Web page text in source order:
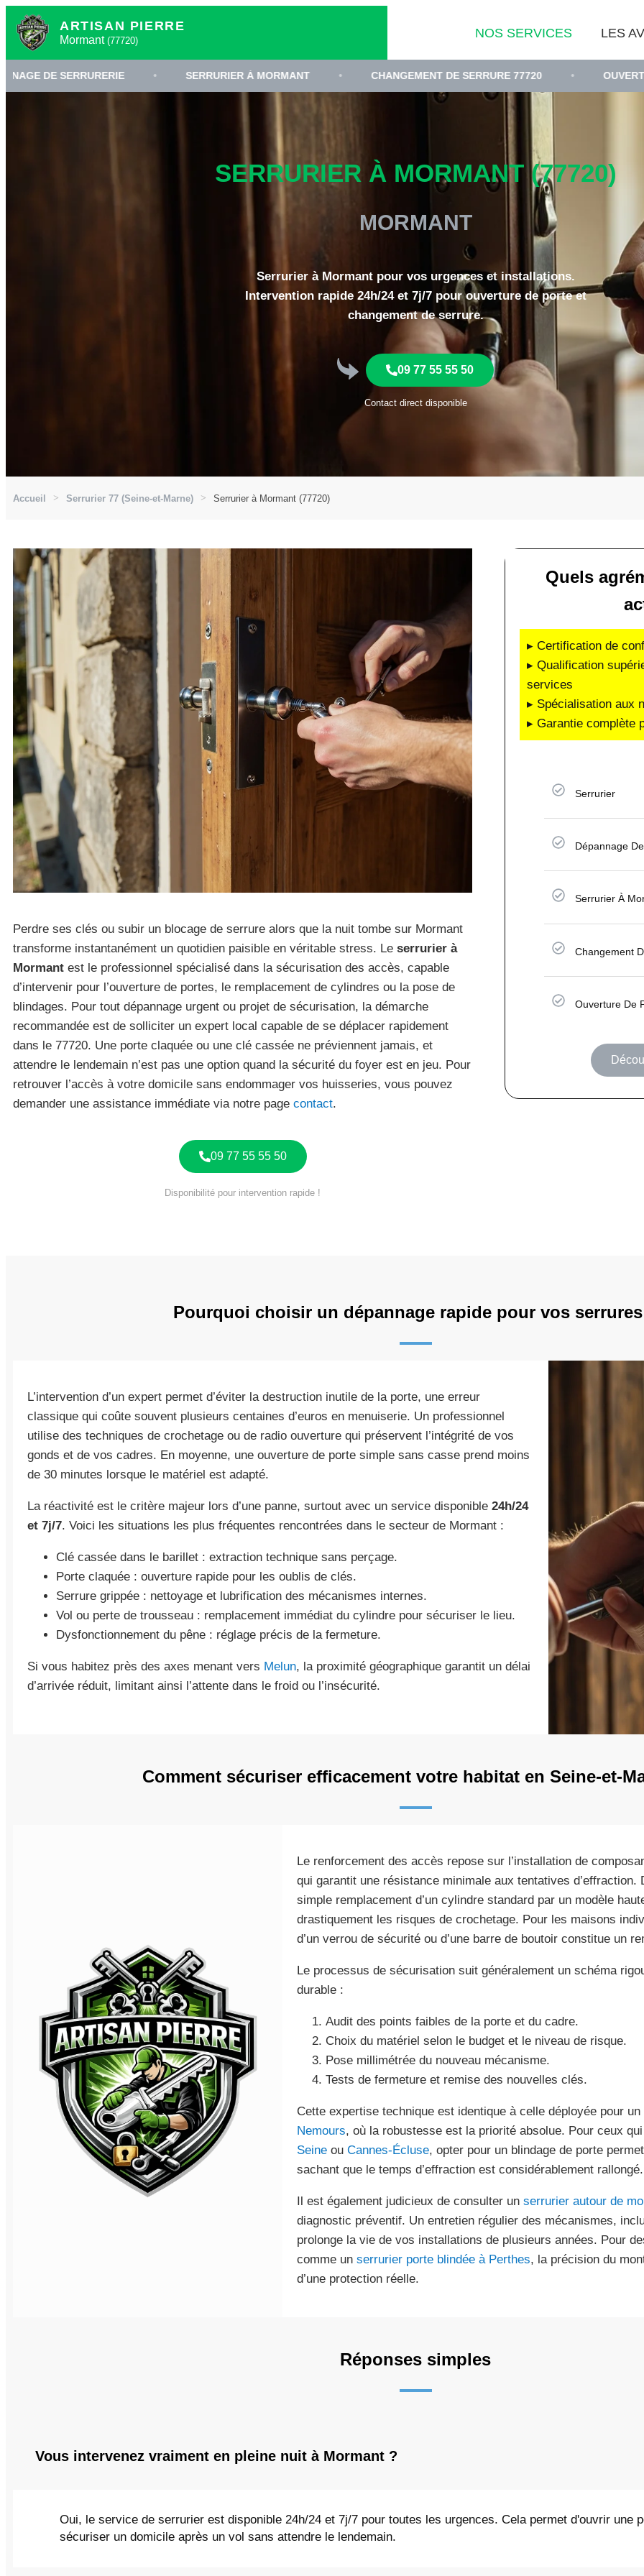
ARTISAN PIERRE
Mormant (77720)
NOS SERVICES LES
• SERRURIER À MORMANT • CHANGEMENT DE SERRURE 77720 • OUVERTURE DE
SERRURIER À MORMANT (77720)
MORMANT
Serrurier à Mormant pour vos urgences et installations.
Intervention rapide 24h/24 et 7j/7 pour ouverture de porte et
changement de serrure.
09 77 55 55 50
Contact direct disponible
Accueil Serrurier 77 (Seine-et-Marne) Serrurier à Mormant (77720)
Perdre ses clés ou subir un blocage de serrure alors que la nuit tombe sur Mormant
transforme instantanément un quotidien paisible en véritable stress. Le serrurier à
Mormant est le professionnel spécialisé dans la sécurisation des accès, capable
d’intervenir pour l’ouverture de portes, le remplacement de cylindres ou la pose de
blindages. Pour tout dépannage urgent ou projet de sécurisation, la démarche
recommandée est de solliciter un expert local capable de se déplacer rapidement
dans le 77720. Une porte claquée ou une clé cassée ne préviennent jamais, et
attendre le lendemain n’est pas une option quand la sécurité du foyer est en jeu. Pour
retrouver l’accès à votre domicile sans endommager vos huisseries, vous pouvez
demander une assistance immédiate via notre page contact.
09 77 55 55 50
Disponibilité pour intervention rapide !
Quels
▸ Certification de
▸ Qualification
services
▸ Spécialisation aux
▸ Garantie complète
Serrurier
Dépannage
Serrurier À
Changement
Ouverture De
Pourquoi choisir un dépannage rapide pour vos
L’intervention d’un expert permet d’éviter la destruction inutile de la porte, une erreur
classique qui coûte souvent plusieurs centaines d’euros en menuiserie. Un professionnel
utilise des techniques de crochetage ou de radio ouverture qui préservent l’intégrité de vos
gonds et de vos cadres. En moyenne, une ouverture de porte simple sans casse prend moins
de 30 minutes lorsque le matériel est adapté.
La réactivité est le critère majeur lors d’une panne, surtout avec un service disponible 24h/24
et 7j/7. Voici les situations les plus fréquentes rencontrées dans le secteur de Mormant :
Clé cassée dans le barillet : extraction technique sans perçage.
Porte claquée : ouverture rapide pour les oublis de clés.
Serrure grippée : nettoyage et lubrification des mécanismes internes.
Vol ou perte de trousseau : remplacement immédiat du cylindre pour sécuriser le lieu.
Dysfonctionnement du pêne : réglage précis de la fermeture.
Si vous habitez près des axes menant vers Melun, la proximité géographique garantit un délai
d’arrivée réduit, limitant ainsi l’attente dans le froid ou l’insécurité.
Comment sécuriser efficacement votre habitat en Seine-et-
Le renforcement des accès repose sur l’installation de
qui garantit une résistance minimale aux tentatives
simple remplacement d’un cylindre standard par un modèle
drastiquement les risques de crochetage. Pour les maisons
d’un verrou de sécurité ou d’une barre de boutoir constitue un
Le processus de sécurisation suit généralement un schéma
durable :
Audit des points faibles de la porte et du cadre.
Choix du matériel selon le budget et le niveau de risque.
Pose millimétrée du nouveau mécanisme.
Tests de fermeture et remise des nouvelles clés.
Cette expertise technique est identique à celle déployée pour un
Nemours, où la robustesse est la priorité absolue. Pour ceux
Seineou Cannes-Écluse, opter pour un blindage de porte
sachant que le temps d’effraction est considérablement rallongé.
Il est également judicieux de consulter un serrurier autour de
diagnostic préventif. Un entretien régulier des mécanismes,
prolonge la vie de vos installations de plusieurs années. Pour
comme un serrurier porte blindée à Perthes, la précision du
d’une protection réelle.
Réponses simples
Vous intervenez vraiment en pleine nuit à Mormant ?
Oui, le service de serrurier est disponible 24h/24 et 7j/7 pour toutes les urgences. Cela permet d'ouvrir une
sécuriser un domicile après un vol sans attendre le lendemain.